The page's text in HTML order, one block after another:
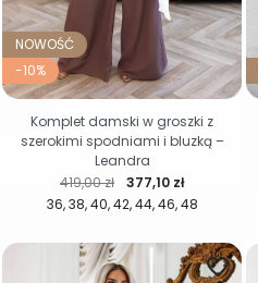
NOWOŚĆ
-10%
36 38 40 42 44 46 48
Cena regularna
419,00 zł Cena
377,10 zł
Komplet damski w groszki z
szerokimi spodniami i bluzką –
Leandra
favorite_border